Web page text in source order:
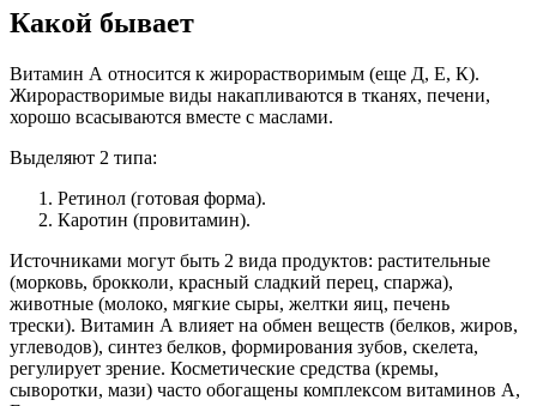
Какой бывает
Витамин А относится к жирорастворимым (еще Д, Е, К).
Жирорастворимые виды накапливаются в тканях, печени,
хорошо всасываются вместе с маслами.
Выделяют 2 типа:
Ретинол (готовая форма).
Каротин (провитамин).
Источниками могут быть 2 вида продуктов: растительные
(морковь, брокколи, красный сладкий перец, спаржа),
животные (молоко, мягкие сыры, желтки яиц, печень
трески). Витамин А влияет на обмен веществ (белков, жиров,
углеводов), синтез белков, формирования зубов, скелета,
регулирует зрение. Косметические средства (кремы,
сыворотки, мази) часто обогащены комплексом витаминов А,